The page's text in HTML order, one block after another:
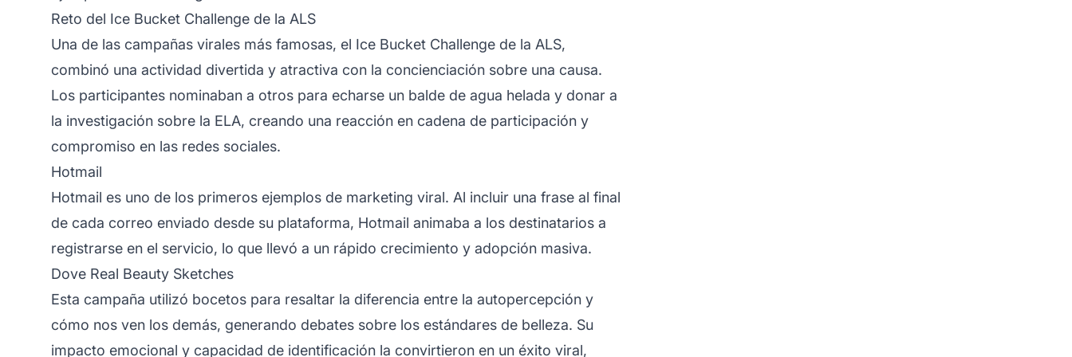
Reto del Ice Bucket Challenge de la ALS
Una de las campañas virales más famosas, el Ice Bucket Challenge de la ALS,
combinó una actividad divertida y atractiva con la concienciación sobre una causa.
Los participantes nominaban a otros para echarse un balde de agua helada y donar a
la investigación sobre la ELA, creando una reacción en cadena de participación y
compromiso en las redes sociales.
Hotmail
Hotmail es uno de los primeros ejemplos de marketing viral. Al incluir una frase al final
de cada correo enviado desde su plataforma, Hotmail animaba a los destinatarios a
registrarse en el servicio, lo que llevó a un rápido crecimiento y adopción masiva.
Dove Real Beauty Sketches
Esta campaña utilizó bocetos para resaltar la diferencia entre la autopercepción y
cómo nos ven los demás, generando debates sobre los estándares de belleza. Su
impacto emocional y capacidad de identificación la convirtieron en un éxito viral,